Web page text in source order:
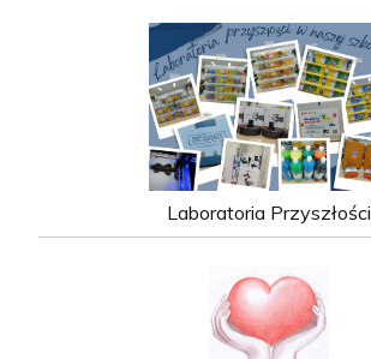
Laboratoria Przyszłości